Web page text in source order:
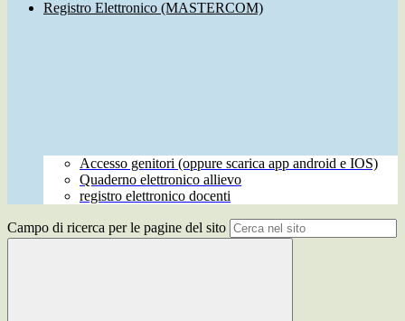
Registro Elettronico (MASTERCOM)
Accesso genitori (oppure scarica app android e IOS)
Quaderno elettronico allievo
registro elettronico docenti
Campo di ricerca per le pagine del sito